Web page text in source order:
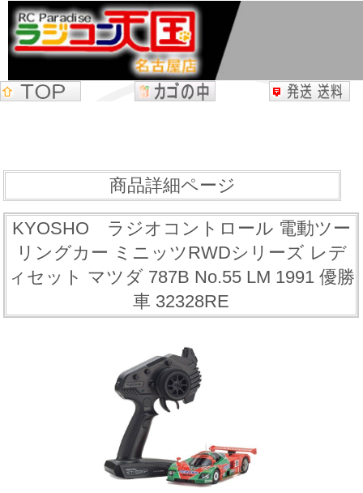
商品詳細ページ
KYOSHO ラジオコントロール 電動ツー
リングカー ミニッツRWDシリーズ レデ
ィセット マツダ 787B No.55 LM 1991 優勝
車 32328RE